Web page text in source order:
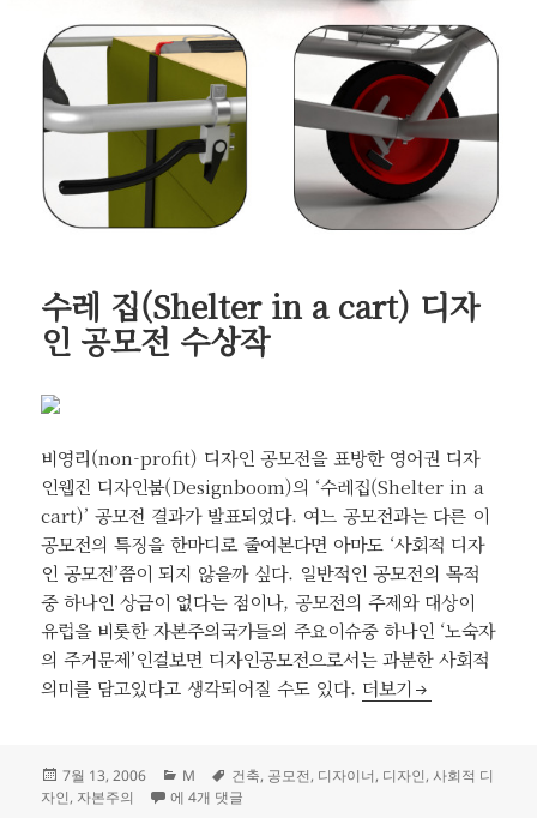
수레 집(Shelter in a cart) 디자
인 공모전 수상작
비영리(non-profit) 디자인 공모전을 표방한 영어권 디자
인웹진 디자인붐(Designboom)의 ‘수레집(Shelter in a
cart)’ 공모전 결과가 발표되었다. 여느 공모전과는 다른 이
공모전의 특징을 한마디로 줄여본다면 아마도 ‘사회적 디자
인 공모전’쯤이 되지 않을까 싶다. 일반적인 공모전의 목적
중 하나인 상금이 없다는 점이나, 공모전의 주제와 대상이
유럽을 비롯한 자본주의국가들의 주요이슈중 하나인 ‘노숙자
의 주거문제’인걸보면 디자인공모전으로서는 과분한 사회적
의미를 담고있다고 생각되어질 수도 있다. 수레 집(Shelter in a
더보기
작
성
7월 13, 2006
카
테
M
태
그
건축, 공모전, 디자이너, 디자인, 사회적 디
자인, 자본주의 수레 집(Shelter in a cart) 디자인 공모전 수상작
에 4개 댓글